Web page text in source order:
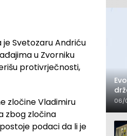
je Svetozaru Andriću
u Zvorniku
protivrječnosti,
zločine Vladimiru
zbog zločina
podaci da li je
06/